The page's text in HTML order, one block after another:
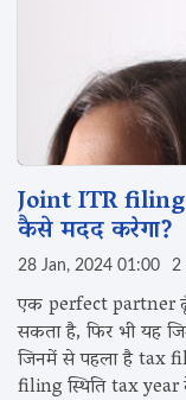
Joint ITR
कैसे मदद करेगा?
28 Jan, 2024 01:00 2
एक perfect partner
सकता है, फिर भी यह
जिनमें से पहला है tax
filing स्थिति tax year